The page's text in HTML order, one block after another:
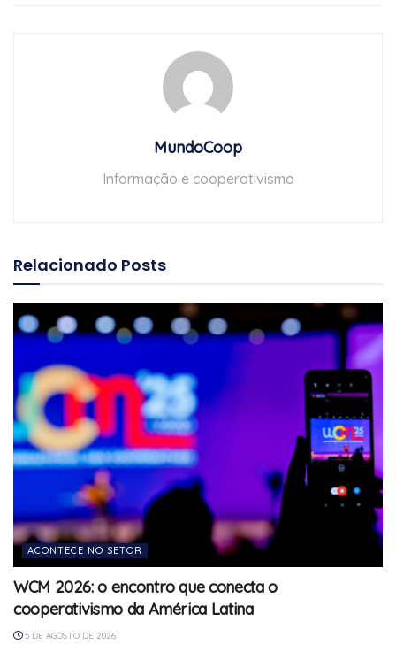
MundoCoop
Informação e cooperativismo
Relacionado Posts
ACONTECE NO SETOR
WCM 2026: o encontro que conecta o
cooperativismo da América Latina
5 DE AGOSTO DE 2026